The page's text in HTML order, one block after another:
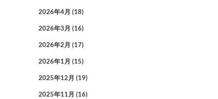
2026年4月 (18)
2026年3月 (16)
2026年2月 (17)
2026年1月 (15)
2025年12月 (19)
2025年11月 (16)